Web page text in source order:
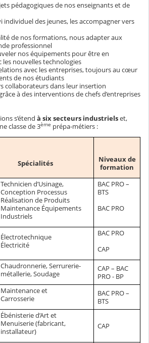
pédagogiques de nos enseignants et de
individuel des jeunes, les accompagner vers
de nos formations, nous adapter aux
professionnel
nos équipements pour être en
les nouvelles technologies
avec les entreprises, toujours au cœur
de nos étudiants
collaborateurs dans leur insertion
à des interventions de chefs d’entreprises
s’étend à six secteurs industrielset,
classe de 3ème prépa-métiers :
Spécialités
Niveaux de
formation
Technicien d’Usinage,
Conception Processus
Réalisation de Produits
Maintenance Équipements
Industriels
BAC PRO –
BTS
BAC PRO
Électrotechnique
Électricité
BAC PRO
CAP
Chaudronnerie, Serrurerie-
métallerie, Soudage
CAP – BAC
PRO - BP
Maintenance et
Carrosserie
BAC PRO –
BTS
Ébénisterie d’Art et
Menuiserie (fabricant,
installateur)
CAP